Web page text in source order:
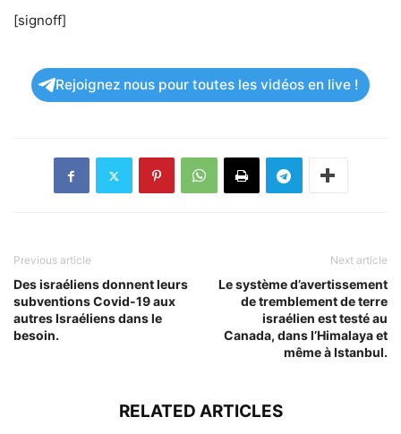
[signoff]
Rejoignez nous pour toutes les vidéos en live !
Previous article
Des israéliens donnent leurs
subventions Covid-19 aux
autres Israéliens dans le
besoin.
Next article
Le système d’avertissement
de tremblement de terre
israélien est testé au
Canada, dans l’Himalaya et
même à Istanbul.
RELATED ARTICLES